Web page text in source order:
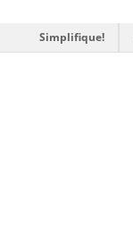
Simplifique!